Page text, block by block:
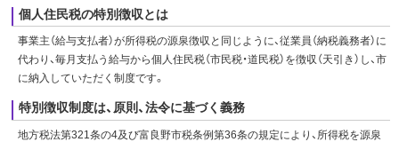
個人住民税の特別徴収とは
事業主（給与支払者）が所得税の源泉徴収と同じように、従業員（納税義務者）に
代わり、毎月支払う給与から個人住民税（市民税・道民税）を徴収（天引き）し、市
に納入していただく制度です。
特別徴収制度は、原則、法令に基づく義務
地方税法第321条の4及び富良野市税条例第36条の規定により、所得税を源泉